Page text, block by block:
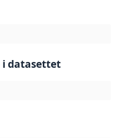
datasettet